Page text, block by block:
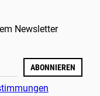
Newsletter
ABONNIEREN